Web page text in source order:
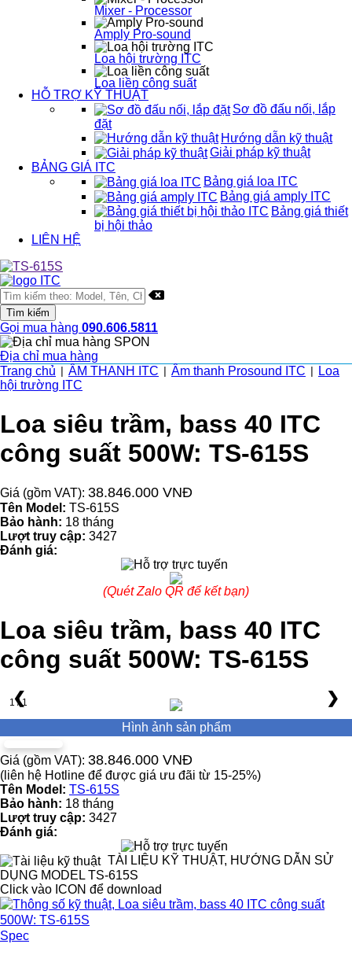
Mixer - Processor
Amply Pro-sound
Loa hội trường ITC
Loa liền công suất
HỖ TRỢ KỸ THUẬT
Sơ đồ đấu nối, lắp
đặt
Hướng dẫn kỹ thuật
Giải pháp kỹ thuật
BẢNG GIÁ ITC
Bảng giá loa ITC
Bảng giá amply ITC
Bảng giá thiết
bị hội thảo
LIÊN HỆ
Gọi mua hàng 090.606.5811
Địa chỉ mua hàng
Trang chủ
ÂM THANH ITC Âm thanh Prosound ITC
Loa
hội trường ITC
Loa siêu trầm, bass 40 ITC
công suất 500W: TS-615S
Giá (gồm VAT): 38.846.000 VNĐ
Tên Model: TS-615S
Bảo hành: 18 tháng
Lượt truy cập: 3427
Đánh giá:
(Quét Zalo QR để kết bạn)
Loa siêu trầm, bass 40 ITC
công suất 500W: TS-615S
1 / 1
❮ ❯
Hình ảnh sản phẩm
Giá (gồm VAT): 38.846.000 VNĐ
(liên hệ Hotline để được giá ưu đãi từ 15-25%)
Tên Model: TS-615S
Bảo hành: 18 tháng
Lượt truy cập: 3427
Đánh giá:
TÀI LIỆU KỸ THUẬT, HƯỚNG DẪN SỬ
DỤNG MODEL TS-615S
Click vào ICON để download
Spec